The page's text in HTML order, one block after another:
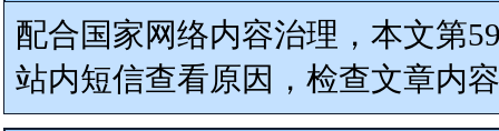
配合国家网络内容治理，本文第
站内短信查看原因，检查文章内